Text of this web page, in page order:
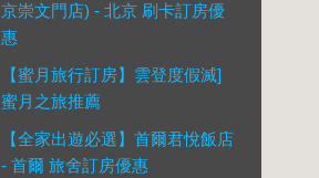
京崇文門店) - 北京 刷卡訂房優
惠
【蜜月旅行訂房】雲登度假滅]
蜜月之旅推薦
【全家出遊必選】首爾君悅飯店
- 首爾 旅舍訂房優惠